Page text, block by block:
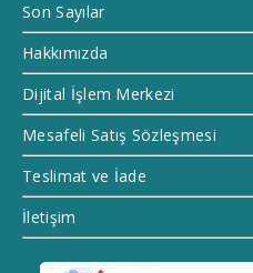
Son Sayılar
Hakkımızda
Dijital İşlem Merkezi
Mesafeli Satış Sözleşmesi
Teslimat ve İade
İletişim